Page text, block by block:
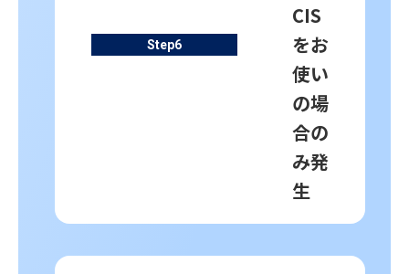
Step6
CIS
をお
使い
の場
合の
み発
生